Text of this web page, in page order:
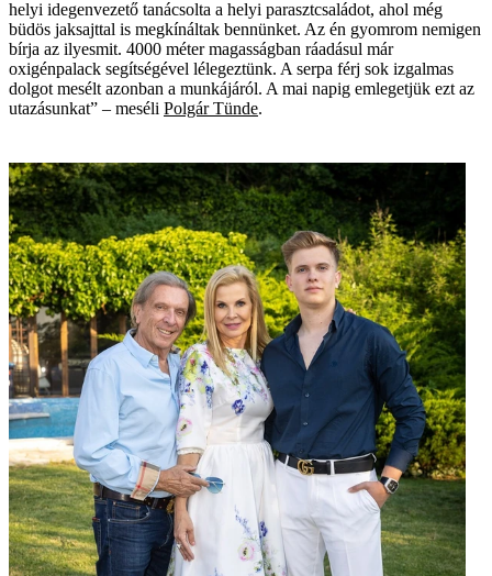
helyi idegenvezető tanácsolta a helyi parasztcsaládot, ahol még
büdös jaksajttal is megkínáltak bennünket. Az én gyomrom nemigen
bírja az ilyesmit. 4000 méter magasságban ráadásul már
oxigénpalack segítségével lélegeztünk. A serpa férj sok izgalmas
dolgot mesélt azonban a munkájáról. A mai napig emlegetjük ezt az
utazásunkat” – meséli Polgár Tünde.